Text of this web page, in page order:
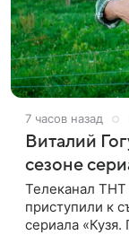
7 часов назад
Виталий
сезоне
Телеканал
приступили к
сериала «Кузя.